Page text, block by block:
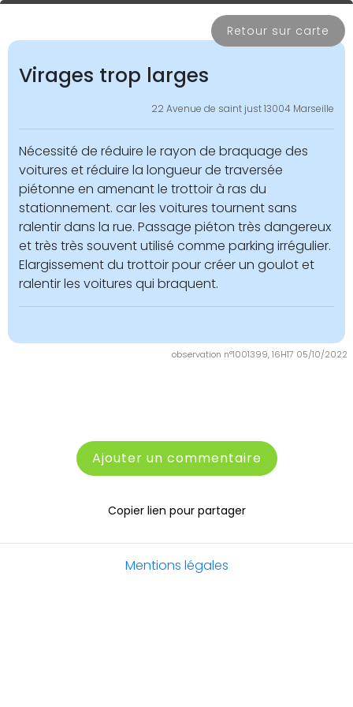
Retour sur carte
observation n°1001399, 16H17 05/10/2022
Virages trop larges
22 Avenue de saint just 13004 Marseille
Nécessité de réduire le rayon de braquage des
voitures et réduire la longueur de traversée
piétonne en amenant le trottoir à ras du
stationnement. car les voitures tournent sans
ralentir dans la rue. Passage piéton très dangereux
et très très souvent utilisé comme parking irrégulier.
Elargissement du trottoir pour créer un goulot et
ralentir les voitures qui braquent.
Ajouter un commentaire
Copier lien pour partager
Mentions légales